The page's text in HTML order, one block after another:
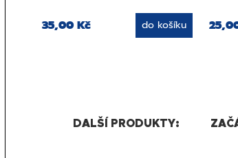
35,00 Kč do košíku
DALŠÍ PRODUKTY: